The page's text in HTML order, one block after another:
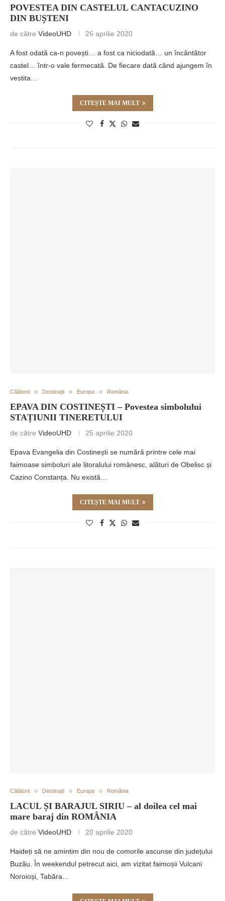
POVESTEA DIN CASTELUL CANTACUZINO
DIN BUȘTENI
de către VideoUHD 26 aprilie 2020
A fost odată ca-n povești… a fost ca niciodată… un încântător
castel… într-o vale fermecată. De fiecare dată când ajungem în
vestita…
CITEȘTE MAI MULT
Călătorii Destinații Europa România
EPAVA DIN COSTINEȘTI – Povestea simbolului
STAȚIUNII TINERETULUI
de către VideoUHD 25 aprilie 2020
Epava Evangelia din Costinești se numără printre cele mai
faimoase simboluri ale litoralului românesc, alături de Obelisc și
Cazino Constanța. Nu există…
CITEȘTE MAI MULT
Călătorii Destinații Europa România
LACUL ȘI BARAJUL SIRIU – al doilea cel mai
mare baraj din ROMÂNIA
de către VideoUHD 20 aprilie 2020
Haideți să ne amintim din nou de comorile ascunse din județului
Buzău. În weekendul petrecut aici, am vizitat faimoșii Vulcani
Noroioși, Tabăra…